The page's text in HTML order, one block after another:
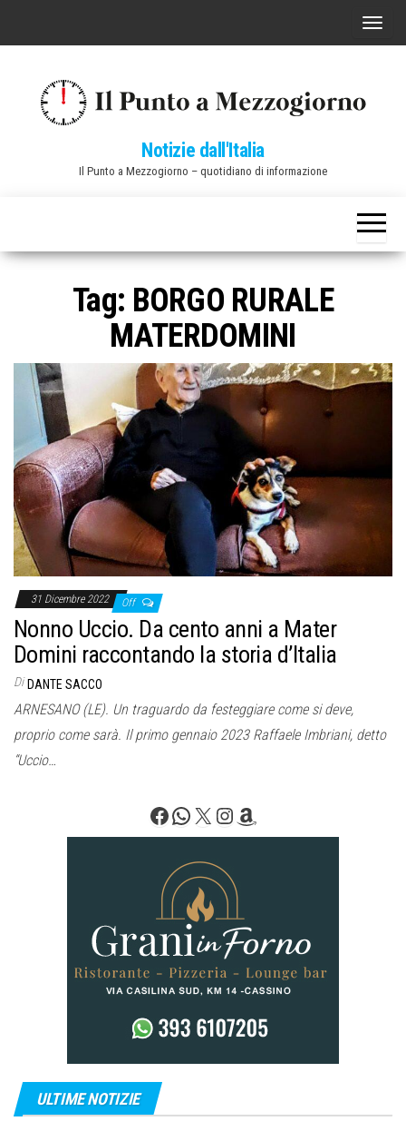
C
a
v
i
Notizie dall'Italia
Il Punto a Mezzogiorno – quotidiano di informazione
Tag: BORGO RURALE
MATERDOMINI
31 Dicembre 2022 Off
Nonno Uccio. Da cento anni a Mater
Domini raccontando la storia d’Italia
Di DANTE SACCO
ARNESANO (LE). Un traguardo da festeggiare come si deve,
proprio come sarà. Il primo gennaio 2023 Raffaele Imbriani, detto
“Uccio…
Facebook
WhatsApp
X Instagram
Amazon
ULTIME NOTIZIE